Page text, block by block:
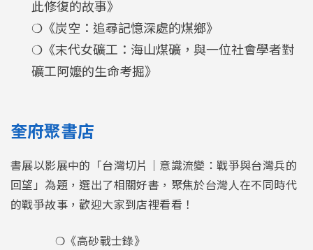
此修復的故事》
❍《炭空：追尋記憶深處的煤鄉》
❍《末代女礦工：海山煤礦，與一位社會學者對
礦工阿嬤的生命考掘》
奎府聚書店
書展以影展中的「台灣切⽚｜意識流變：戰爭與台灣兵的
回望」為題，選出了相關好書，聚焦於台灣人在不同時代
的戰爭故事，歡迎大家到店裡看看！
❍《高砂戰士錄》